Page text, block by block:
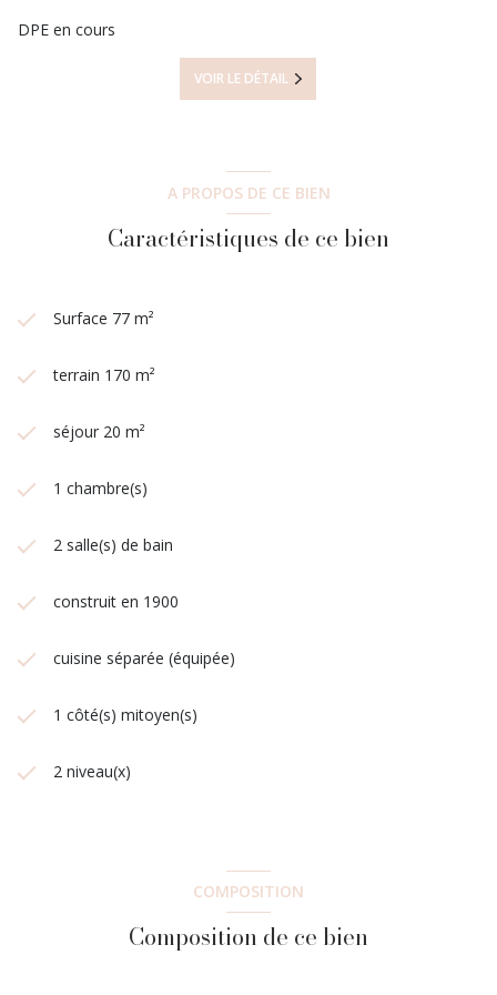
DPE en cours
VOIR LE DÉTAIL
A PROPOS DE CE BIEN
Caractéristiques de ce bien
Surface 77 m²
terrain 170 m²
séjour 20 m²
1 chambre(s)
2 salle(s) de bain
construit en 1900
cuisine séparée (équipée)
1 côté(s) mitoyen(s)
2 niveau(x)
COMPOSITION
Composition de ce bien